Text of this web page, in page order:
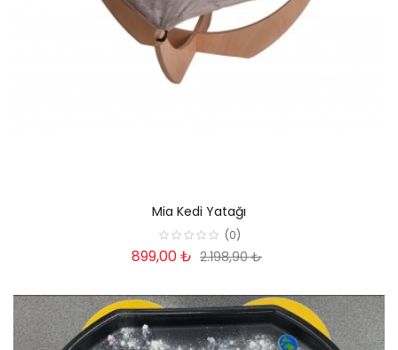
Mia Kedi Yatağı
(0)
899,00 ₺ 2.198,90 ₺